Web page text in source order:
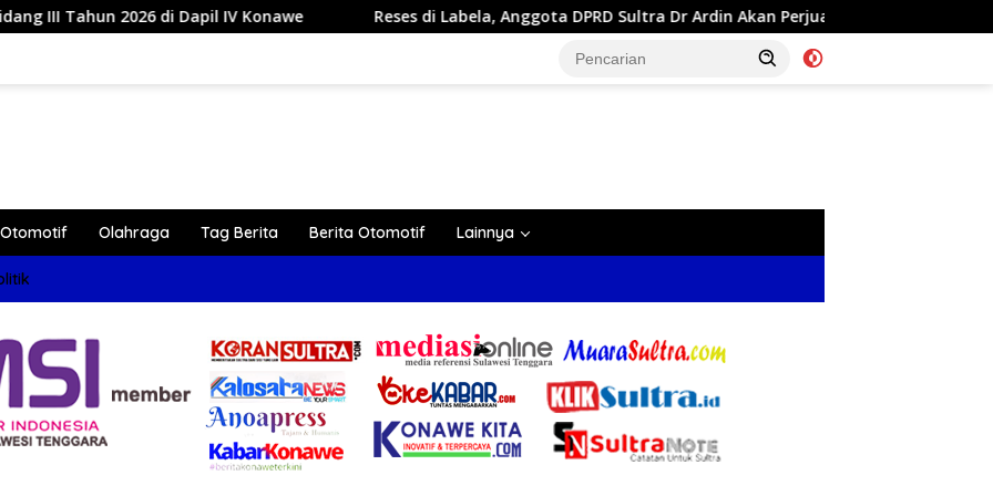
Dapil IV Konawe Reses di Labela, Anggota DPRD Sultra Dr Ardin Akan Perjuangkan Aspirasi Masyarkat
Otomotif Olahraga Tag Berita Berita Otomotif Lainnya